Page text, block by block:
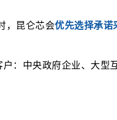
，昆仑芯会优先选择承诺
：中央政府企业、大型